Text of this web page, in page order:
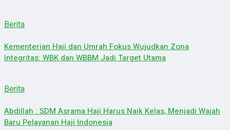
Berita
Kementerian Haji dan Umrah Fokus Wujudkan Zona
Integritas: WBK dan WBBM Jadi Target Utama
Berita
Abdillah : SDM Asrama Haji Harus Naik Kelas, Menjadi Wajah
Baru Pelayanan Haji Indonesia